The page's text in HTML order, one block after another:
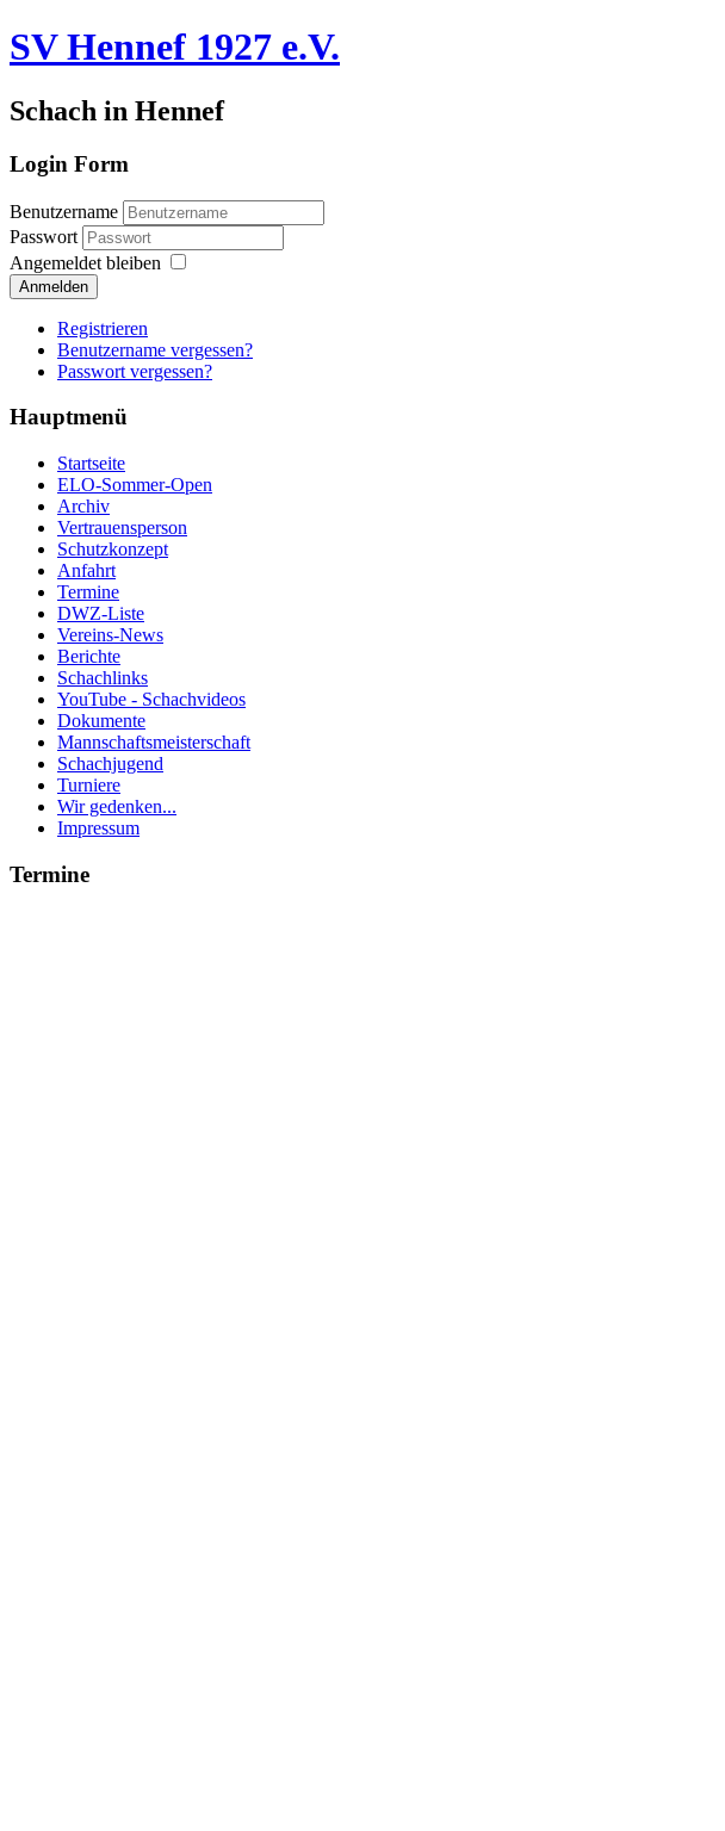
SV Hennef 1927 e.V.
Schach in Hennef
Login Form
Benutzername
Passwort
Angemeldet bleiben
Anmelden
Registrieren
Benutzername vergessen?
Passwort vergessen?
Hauptmenü
Startseite
ELO-Sommer-Open
Archiv
Vertrauensperson
Schutzkonzept
Anfahrt
Termine
DWZ-Liste
Vereins-News
Berichte
Schachlinks
YouTube - Schachvideos
Dokumente
Mannschaftsmeisterschaft
Schachjugend
Turniere
Wir gedenken...
Impressum
Termine